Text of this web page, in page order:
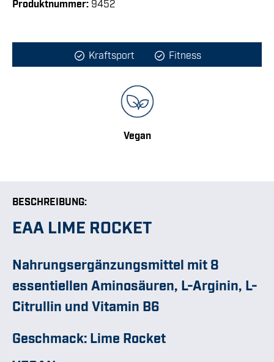
Produktnummer: 9452
Kraftsport Fitness
Vegan
BESCHREIBUNG:
EAA LIME ROCKET
Nahrungsergänzungsmittel mit 8
essentiellen Aminosäuren, L-Arginin, L-
Citrullin und Vitamin B6
Geschmack: Lime Rocket